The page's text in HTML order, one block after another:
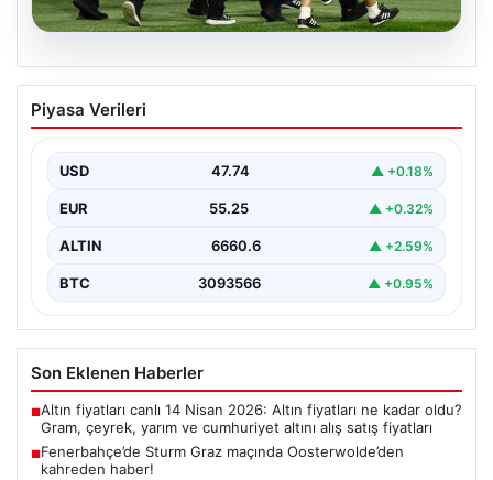
05.08.2026
Fenerbahçe’de Sturm Graz maçında
Oosterwolde’den kahreden haber!
Piyasa Verileri
USD 47.74 ▲ +0.18%
EUR 55.25 ▲ +0.32%
ALTIN 6660.6 ▲ +2.59%
BTC 3093566 ▲ +0.95%
Son Eklenen Haberler
■Altın fiyatları canlı 14 Nisan 2026: Altın fiyatları ne kadar oldu?
Gram, çeyrek, yarım ve cumhuriyet altını alış satış fiyatları
■Fenerbahçe’de Sturm Graz maçında Oosterwolde’den
kahreden haber!